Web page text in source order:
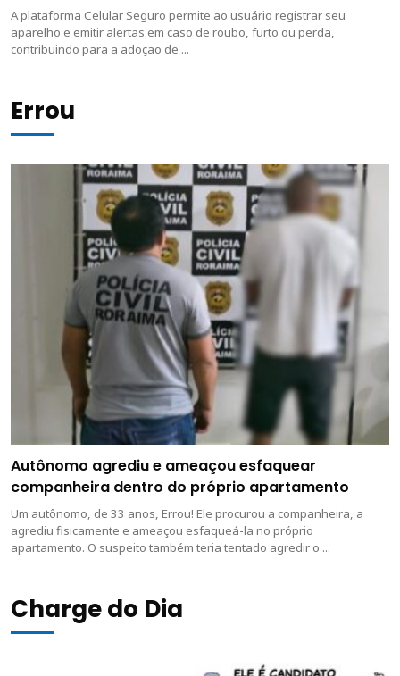
A plataforma Celular Seguro permite ao usuário registrar seu
aparelho e emitir alertas em caso de roubo, furto ou perda,
contribuindo para a adoção de ...
Errou
Autônomo agrediu e ameaçou esfaquear
companheira dentro do próprio apartamento
Um autônomo, de 33 anos, Errou! Ele procurou a companheira, a
agrediu fisicamente e ameaçou esfaqueá-la no próprio
apartamento. O suspeito também teria tentado agredir o ...
Charge do Dia